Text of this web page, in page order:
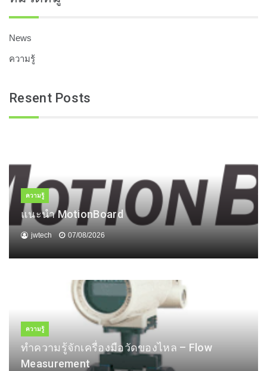
News
ความรู้
Resent Posts
ความรู้
แนะนำ MotionBoard
jwtech 07/08/2026
ความรู้
ทำความรู้จักเครื่องมือวัดของไหล – Flow
Measurement